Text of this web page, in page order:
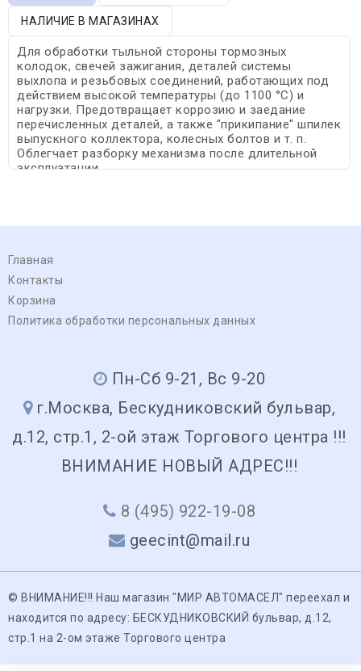
НАЛИЧИЕ В МАГАЗИНАХ
Для обработки тыльной стороны тормозных
колодок, свечей зажигания, деталей системы
выхлопа и резьбовых соединений, работающих под
действием высокой температуры (до 1100 °С) и
нагрузки. Предотвращает коррозию и заедание
перечисленных деталей, а также "прикипание" шпилек
выпускного коллектора, колесных болтов и т. п.
Облегчает разборку механизма после длительной
эксплуатации.
Главная
Контакты
Корзина
Политика обработки персональных данных
Пн-Сб 9-21, Вс 9-20
г.Москва, Бескудниковский бульвар,
д.12, стр.1, 2-ой этаж Торгового центра !!!
ВНИМАНИЕ НОВЫЙ АДРЕС!!!
8 (495) 922-19-08
geecint@mail.ru
© ВНИМАНИЕ!!! Наш магазин "МИР АВТОМАСЕЛ" переехал и
находится по адресу: БЕСКУДНИКОВСКИЙ бульвар, д.12,
стр.1 на 2-ом этаже Торгового центра